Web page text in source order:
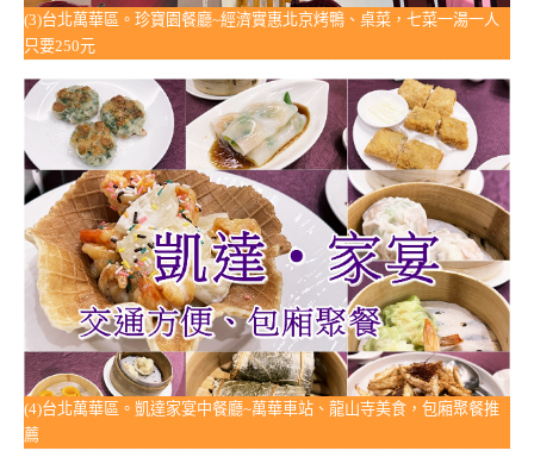
(3)台北萬華區。珍寶園餐廳~經濟實惠北京烤鴨、桌菜，七菜一湯一人
只要250元
(4)台北萬華區。凱達家宴中餐廳~萬華車站、龍山寺美食，包廂聚餐推
薦